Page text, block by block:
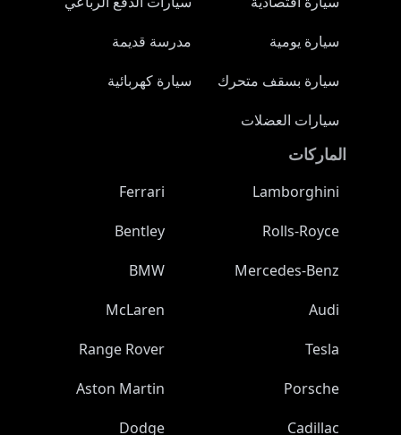
سيارة يومية
مدرسة قديمة
سيارة بسقف متحرك
سيارة كهربائية
سيارات العضلات
الماركات
Lamborghini
Ferrari
Rolls-Royce
Bentley
Mercedes-Benz
BMW
Audi
McLaren
Tesla
Range Rover
Porsche
Aston Martin
Cadillac
Dodge